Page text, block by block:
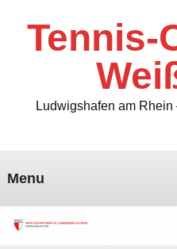
Tennis-
Ludwigshafen am
Menu